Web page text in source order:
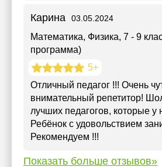
Карина 03.05.2024
Математика, Физика, 7 - 9
программа)
5+
Отличный педагог !!! Очень
внимательный репетитор!
лучших педагогов, которые у
Ребёнок с удовольствием
Рекомендуем !!!
Показать больше отзывов»